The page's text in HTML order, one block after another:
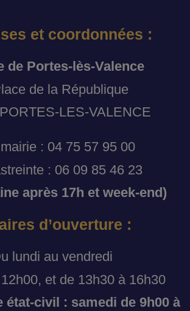
et coordonnées :
de Portes-lès-Valence
de la République
LES-VALENCE
: 04 75 57 95 00
: 06 09 85 46 23
après 17h et week-end)
d’ouverture :
lundi au vendredi
et de 13h30 à 16h30
état-civil : samedi de 9h00 à